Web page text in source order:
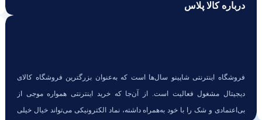
درباره کالا پلاس
فروشگاه اینترنتی شاپینو سال‌ها است که به‌عنوان بزرگترین فروشگاه کالای
دیجیتال مشغول فعالیت است. از آن‌جا که خرید اینترنتی همواره موجی از
بی‌اعتمادی و شک را با خود به‌همراه داشته، نماد الکترونیکی می‌تواند خیال خیلی